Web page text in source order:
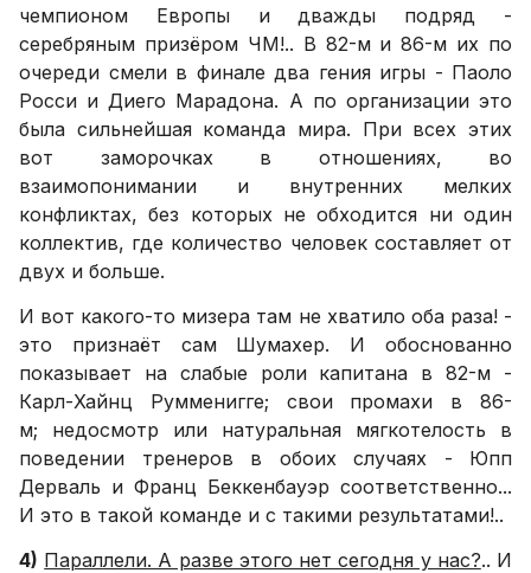
чемпионом Европы и дважды подряд -
серебряным призёром ЧМ!.. В 82-м и 86-м их по
очереди смели в финале два гения игры - Паоло
Росси и Диего Марадона. А по организации это
была сильнейшая команда мира. При всех этих
вот заморочках в отношениях, во
взаимопонимании и внутренних мелких
конфликтах, без которых не обходится ни один
коллектив, где количество человек составляет от
двух и больше.
И вот какого-то мизера там не хватило оба раза! -
это признаёт сам Шумахер. И обоснованно
показывает на слабые роли капитана в 82-м -
Карл-Хайнц Румменигге; свои промахи в 86-
м; недосмотр или натуральная мягкотелость в
поведении тренеров в обоих случаях - Юпп
Дерваль и Франц Беккенбауэр соответственно...
И это в такой команде и с такими результатами!..
4) Параллели. А разве этого нет сегодня у нас?.. И